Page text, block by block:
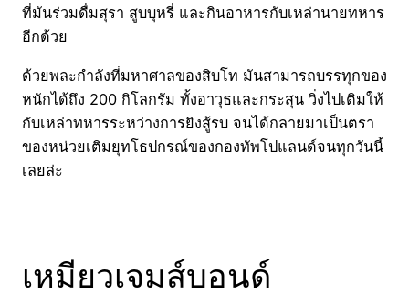
ที่มันร่วมดื่มสุรา สูบบุหรี่ และกินอาหารกับเหล่านายทหาร
อีกด้วย
ด้วยพละกำลังที่มหาศาลของสิบโท มันสามารถบรรทุกของ
หนักได้ถึง 200 กิโลกรัม ทั้งอาวุธและกระสุน วิ่งไปเติมให้
กับเหล่าทหารระหว่างการยิงสู้รบ จนได้กลายมาเป็นตรา
ของหน่วยเติมยุทโธปกรณ์ของกองทัพโปแลนด์จนทุกวันนี้
เลยล่ะ
เหมียวเจมส์บอนด์